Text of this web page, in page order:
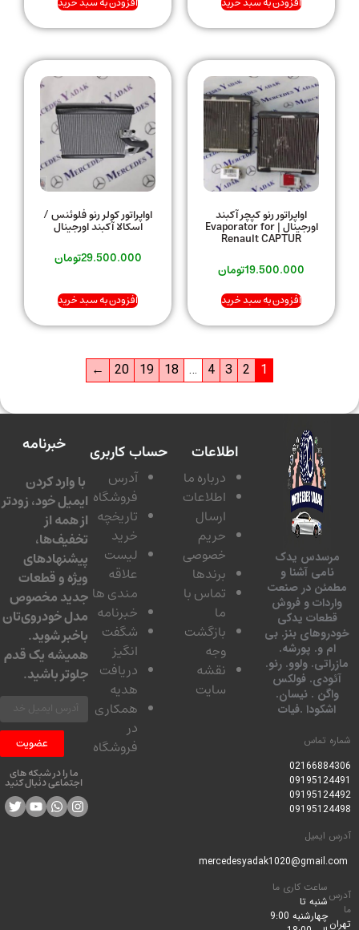
اواپراتور رنو کپچر آکبند
اورجینال | Evaporator for
Renault CAPTUR
19.500.000تومان
افزودن به سبد خرید
اواپراتور کولر رنو فلوئنس /
اسکالا آکبند اورجینال
29.500.000تومان
افزودن به سبد خرید
1
2
3
4
…
18
19
20
←
مرسدس یدک
نامی آشنا و
مطمئن در صنعت
واردات و فروش
قطعات یدکی
خودروهای بنز. بی
ام و. پورشه.
مازراتی. ولوو. رنو.
آئودی. فولکس
واگن . نیسان.
اشکودا .فیات
شماره تماس
02166884306
09195124491
09195124492
09195124498
آدرس ایمیل
آدرس
ما
تهران
ساعت کاری ما
شنبه تا
چهارشنبه 9:00
اطلاعات
درباره ما
اطلاعات
ارسال
حریم
خصوصی
برندها
تماس با
ما
بازگشت
وجه
نقشه
سایت
حساب کاربری
آدرس
فروشگاه
تاریخچه
خرید
لیست
علاقه
مندی ها
خبرنامه
شگفت
انگیز
دریافت
هدیه
همکاری
در
فروشگاه
خبرنامه
با وارد کردن
ایمیل خود، زودتر
از همه از
تخفیف‌ها،
پیشنهادهای
ویژه و قطعات
جدید مخصوص
مدل خودروی‌تان
باخبر شوید.
همیشه یک قدم
جلوتر باشید.
عضویت
ما را در شبکه های
اجتماعی دنبال کنید